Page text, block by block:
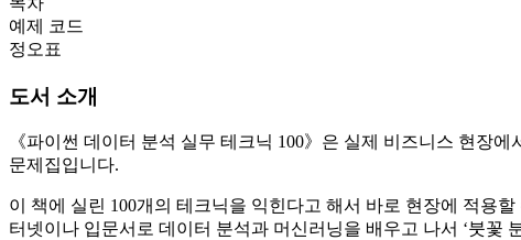
예제 코드
정오표
도서 소개
《파이썬 데이터 분석 실무 테크닉 100》은 실제 비즈니스 현장
문제집입니다.
이 책에 실린 100개의 테크닉을 익힌다고 해서 바로 현장에 적용
터넷이나 입문서로 데이터 분석과 머신러닝을 배우고 나서 ‘붓꽃